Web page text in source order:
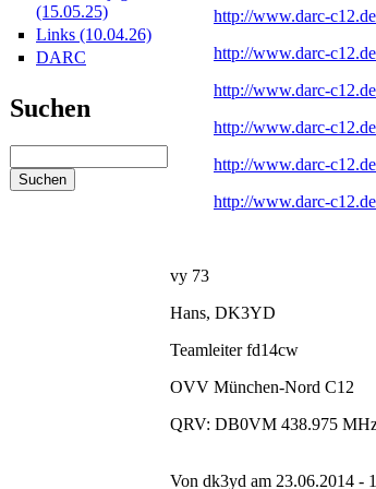
(15.05.25)
Links (10.04.26)
DARC
Suchen
http://www.darc-
http://www.darc-
http://www.darc-
http://www.darc-
http://www.darc-
http://www.darc-
vy 73
Hans, DK3YD
Teamleiter fd14cw
OVV München-Nord C12
QRV: DB0VM 438.975
Von dk3yd am 23.06.2014 -